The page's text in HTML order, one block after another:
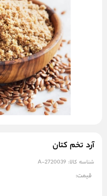
آرد تخم کتان
شناسه کالا: A-2720039
قیمت: